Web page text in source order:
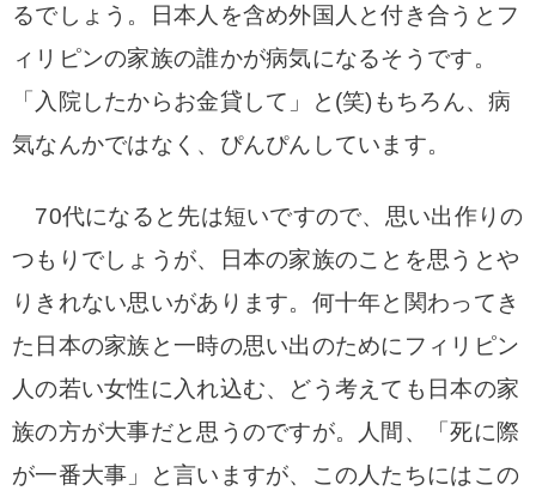
るでしょう。日本人を含め外国人と付き合うとフ
ィリピンの家族の誰かが病気になるそうです。
「入院したからお金貸して」と(笑)もちろん、病
気なんかではなく、ぴんぴんしています。
70代になると先は短いですので、思い出作りの
つもりでしょうが、日本の家族のことを思うとや
りきれない思いがあります。何十年と関わってき
た日本の家族と一時の思い出のためにフィリピン
人の若い女性に入れ込む、どう考えても日本の家
族の方が大事だと思うのですが。人間、「死に際
が一番大事」と言いますが、この人たちにはこの